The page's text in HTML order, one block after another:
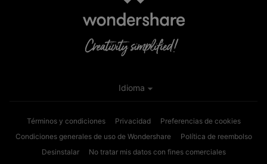
Términos y condiciones Privacidad
Preferencias de cookies
Condiciones generales de uso de Wondershare
Política de reembolso
Desinstalar
No tratar mis datos con fines comerciales
Idioma